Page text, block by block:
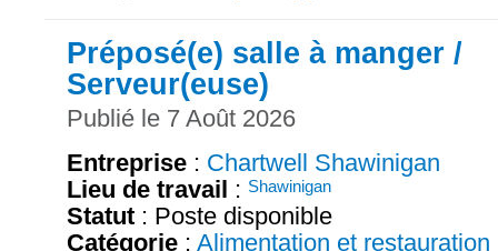
Préposé(e) salle à manger /
Serveur(euse)
Publié le 7 Août 2026
Entreprise : Chartwell Shawinigan
Lieu de travail : Shawinigan
Statut : Poste disponible
Catégorie : Alimentation et restauration